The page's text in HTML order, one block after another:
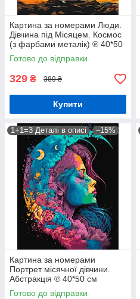
Картина за номерами Люди.
Дівчина під Місяцем. Космос
(з фарбами металік) ℗ 40*50
см Орігамі LW 3401
Готово до відправки
329 ₴ 389 ₴
Купити
1+1=3 Деталі в описі –15%
Картина за номерами
Портрет місячної дівчини.
Абстракція ℗ 40*50 см
Орігамі LW 31640
Готово до відправки